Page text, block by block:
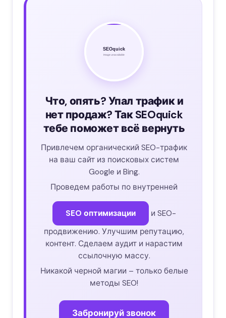
Что, опять? Упал трафик и
нет продаж? Так SEOquick
тебе поможет всё вернуть
Привлечем органический SEO-трафик
на ваш сайт из поисковых систем
Google и Bing.
Проведем работы по внутренней
SEO оптимизации
и SEO-
продвижению. Улучшим репутацию,
контент. Сделаем аудит и нарастим
ссылочную массу.
Никакой черной магии – только белые
методы SEO!
Забронируй звонок